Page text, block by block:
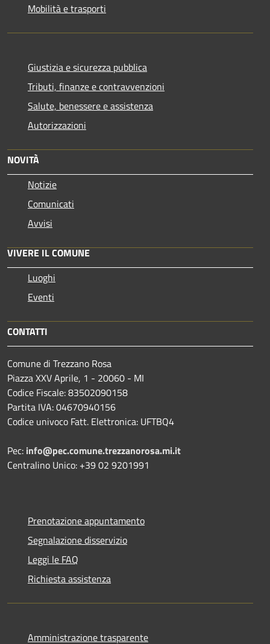
Mobilità e trasporti
Giustizia e sicurezza pubblica
Tributi, finanze e contravvenzioni
Salute, benessere e assistenza
Autorizzazioni
NOVITÀ
Notizie
Comunicati
Avvisi
VIVERE IL COMUNE
Luoghi
Eventi
CONTATTI
Comune di Trezzano Rosa
Piazza XXV Aprile, 1 - 20060 - MI
Codice Fiscale: 83502090158
Partita IVA: 04670940156
Codice univoco Fatt. Elettronica: UFTBQ4
Pec: info@pec.comune.trezzanorosa.mi.it
Centralino Unico: +39 02 9201991
Prenotazione appuntamento
Segnalazione disservizio
Leggi le FAQ
Richiesta assistenza
Amministrazione trasparente